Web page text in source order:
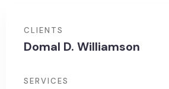
CLIENTS
Domal D. Williamson
SERVICES